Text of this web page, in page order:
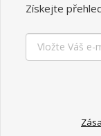
Získejte